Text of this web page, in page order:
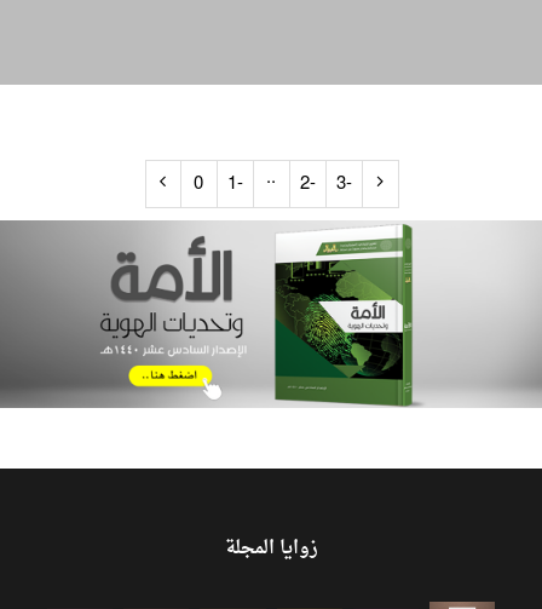
-3
-2
..
-1
0
زوايا المجلة